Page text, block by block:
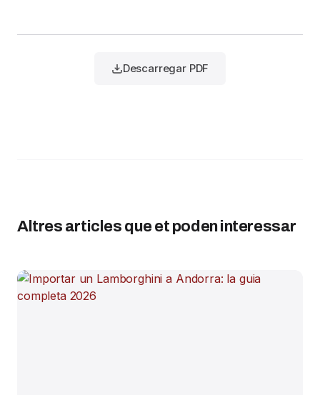
Descarregar PDF
Altres articles que et poden interessar